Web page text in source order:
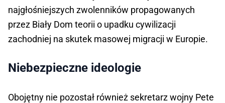
najgłośniejszych zwolenników propagowanych
przez Biały Dom teorii o upadku cywilizacji
zachodniej na skutek masowej migracji w Europie.
Niebezpieczne ideologie
Obojętny nie pozostał również sekretarz wojny Pete